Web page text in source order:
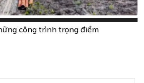
công trình trọng điểm